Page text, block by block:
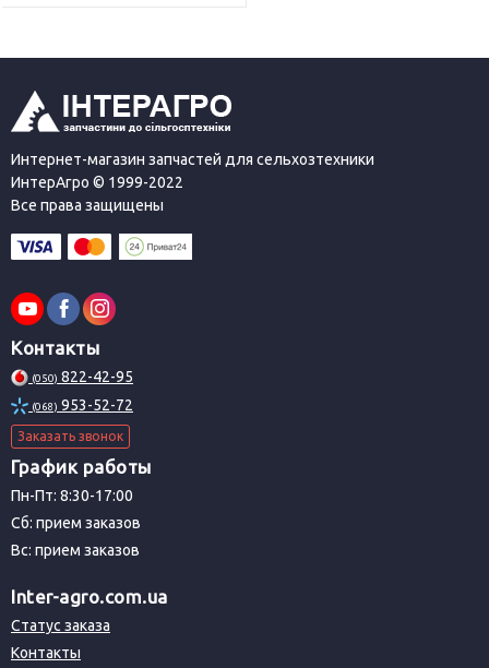
Интернет-магазин запчастей для сельхозтехники
ИнтерАгро © 1999-2022
Все права защищены
Контакты
(050) 822-42-95
(068) 953-52-72
Заказать звонок
График работы
Пн-Пт: 8:30-17:00
Сб: прием заказов
Вс: прием заказов
Inter-agro.com.ua
Статус заказа
Контакты